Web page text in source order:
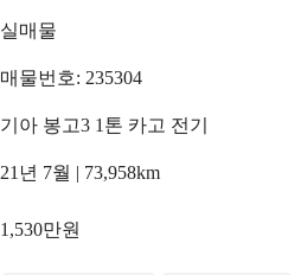
실매물
매물번호: 235304
기아 봉고3 1톤 카고 전기
21년 7월 | 73,958km
1,530만원